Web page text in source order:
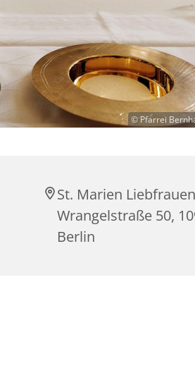
© Pfarrei
St. Marien
Wrangelstraße 50,
Berlin